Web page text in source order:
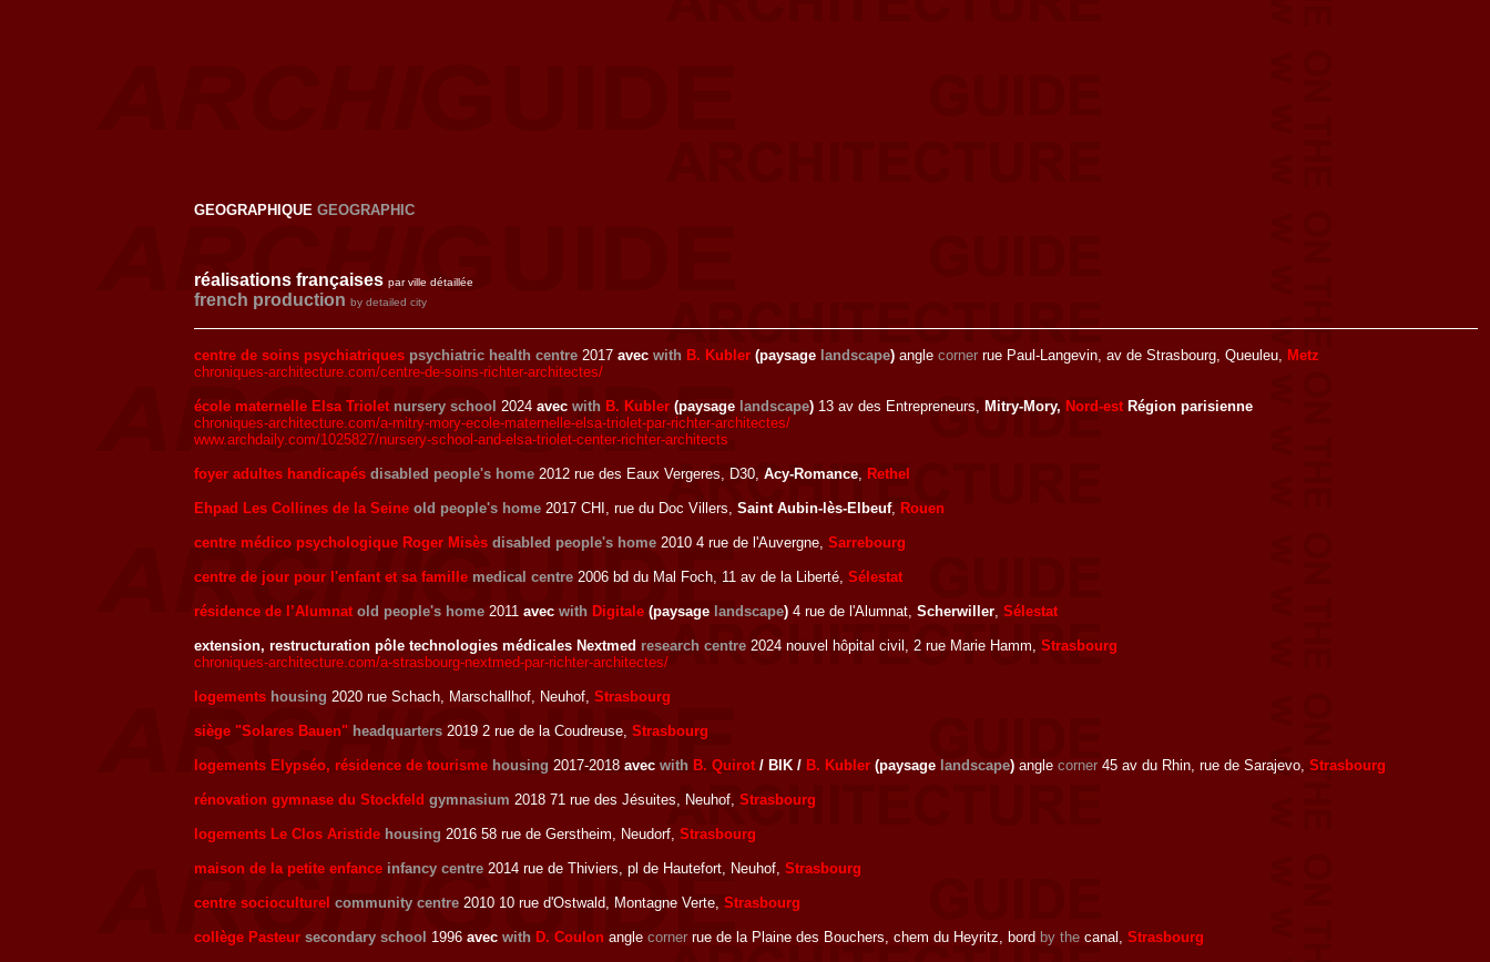
GEOGRAPHIQUE GEOGRAPHIC
réalisations françaises par ville détaillée
french production by detailed city
centre de soins psychiatriques psychiatric health centre 2017 avec with B. Kubler (paysage landscape) angle corner rue Paul-Langevin, av de Strasbourg, Queuleu, Metz
chroniques-architecture.com/centre-de-soins-richter-architectes/
école maternelle Elsa Triolet nursery school 2024 avec with B. Kubler (paysage landscape) 13 av des Entrepreneurs, Mitry-Mory, Nord-est Région parisienne
chroniques-architecture.com/a-mitry-mory-ecole-maternelle-elsa-triolet-par-richter-architectes/
www.archdaily.com/1025827/nursery-school-and-elsa-triolet-center-richter-architects
foyer adultes handicapés disabled people's home 2012 rue des Eaux Vergeres, D30, Acy-Romance, Rethel
Ehpad Les Collines de la Seine old people's home 2017 CHI, rue du Doc Villers, Saint Aubin-lès-Elbeuf, Rouen
centre médico psychologique Roger Misès disabled people's home 2010 4 rue de l'Auvergne, Sarrebourg
centre de jour pour l'enfant et sa famille medical centre 2006 bd du Mal Foch, 11 av de la Liberté, Sélestat
résidence de l’Alumnat old people's home 2011 avec with Digitale (paysage landscape) 4 rue de l'Alumnat, Scherwiller, Sélestat
extension, restructuration pôle technologies médicales Nextmed research centre 2024 nouvel hôpital civil, 2 rue Marie Hamm, Strasbourg
chroniques-architecture.com/a-strasbourg-nextmed-par-richter-architectes/
logements housing 2020 rue Schach, Marschallhof, Neuhof, Strasbourg
siège "Solares Bauen" headquarters 2019 2 rue de la Coudreuse, Strasbourg
logements Elypséo, résidence de tourisme housing 2017-2018 avec with B. Quirot / BIK / B. Kubler (paysage landscape) angle corner 45 av du Rhin, rue de Sarajevo, Strasbourg
rénovation gymnase du Stockfeld gymnasium 2018 71 rue des Jésuites, Neuhof, Strasbourg
logements Le Clos Aristide housing 2016 58 rue de Gerstheim, Neudorf, Strasbourg
maison de la petite enfance infancy centre 2014 rue de Thiviers, pl de Hautefort, Neuhof, Strasbourg
centre socioculturel community centre 2010 10 rue d'Ostwald, Montagne Verte, Strasbourg
collège Pasteur secondary school 1996 avec with D. Coulon angle corner rue de la Plaine des Bouchers, chem du Heyritz, bord by the canal, Strasbourg